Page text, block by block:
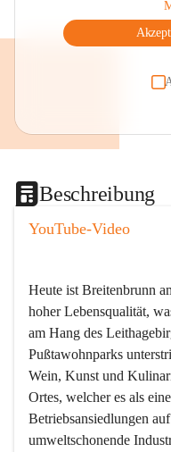
Beschreibung
YouTube-Video
Heute ist Breitenbrunn
hoher Lebensqualität,
am Hang des
Pußtawohnparks
Wein, Kunst und
Ortes, welcher es als
Betriebsansiedlungen
umweltschonende